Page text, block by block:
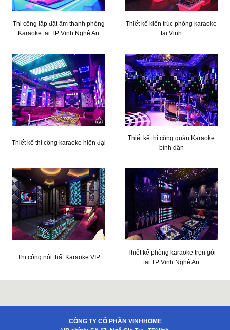
Thi công lắp đặt âm thanh phòng
Karaoke tại TP Vinh Nghệ An
Thiết kế kiến trúc phòng karaoke
tại Vinh
Thiết kế thi công karaoke hiện đại
Thiết kế thi công quán Karaoke
bình dân
Thi công nội thất Karaoke VIP
Thiết kế phòng karaoke trọn gói
tại TP Vinh Nghệ An
CÔNG TY CỔ PHẦN VINHHOME